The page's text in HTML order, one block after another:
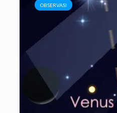
OBSERVASI